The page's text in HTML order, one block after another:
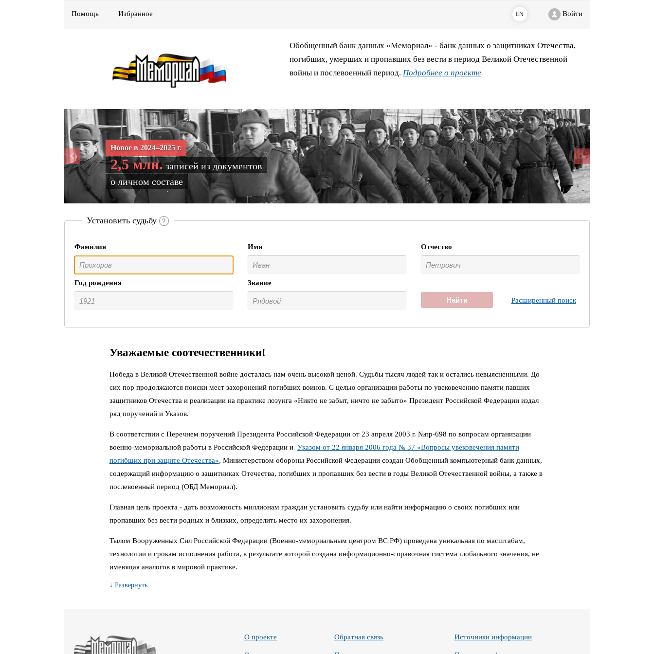
Помощь Избранное EN Войти
Обобщенный банк данных «Мемориал» - банк данных о защитниках Отечества,
погибших, умерших и пропавших без вести в период Великой Отечественной
войны и послевоенный период. Подробнее о проекте
Новое в 2024–2025 г.
2,5 млн.записей из документов
о личном составе
Установить судьбу
Фамилия Имя Отчество
Год рождения Звание
Найти Расширенный поиск
Уважаемые соотечественники!
Победа в Великой Отечественной войне досталась нам очень высокой ценой. Судьбы тысяч людей так и остались невыясненными. До
сих пор продолжаются поиски мест захоронений погибших воинов. С целью организации работы по увековечению памяти павших
защитников Отечества и реализации на практике лозунга «Никто не забыт, ничто не забыто» Президент Российской Федерации издал
ряд поручений и Указов.
В соответствии с Перечнем поручений Президента Российской Федерации от 23 апреля 2003 г. №пр-698 по вопросам организации
военно-мемориальной работы в Российской Федерации и Указом от 22 января 2006 года № 37 «Вопросы увековечения памяти
погибших при защите Отечества», Министерством обороны Российской Федерации создан Обобщенный компьютерный банк данных,
содержащий информацию о защитниках Отечества, погибших и пропавших без вести в годы Великой Отечественной войны, а также в
послевоенный период (ОБД Мемориал).
Главная цель проекта - дать возможность миллионам граждан установить судьбу или найти информацию о своих погибших или
пропавших без вести родных и близких, определить место их захоронения.
Тылом Вооруженных Сил Российской Федерации (Военно-мемориальным центром ВС РФ) проведена уникальная по масштабам,
технологии и срокам исполнения работа, в результате которой создана информационно-справочная система глобального значения, не
имеющая аналогов в мировой практике.
↓ Развернуть
О проекте Обратная связь Источники информации